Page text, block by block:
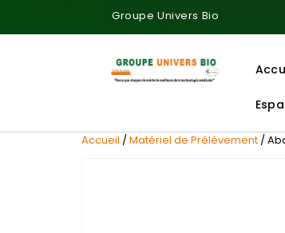
Groupe Univers Bio
Accueil /Matériel de Prélèvement /